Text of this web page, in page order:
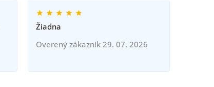
Žiadna
Overený zákazník 29. 07. 2026